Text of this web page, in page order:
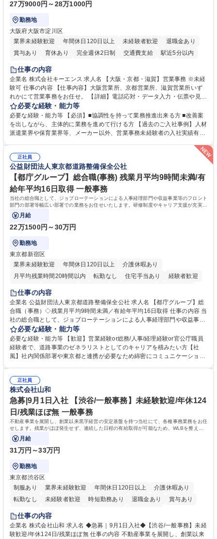
27万9000円～28万1000円
勤務地
大阪府大阪市淀川区
業界未経験歓迎
年間休日120日以上 未経験者歓迎
退職金あり
賞与あり
育休あり 完全週休2日制 交通費支給
駅近5分以内
土日祝休み
仕事の内容
企業名 株式会社キーエンス 求人名 【大阪・京都・滋賀】営業事務 ※未経
験可 仕事の内容 【仕事内容】大阪営業所、京都営業所、滋賀営業所いず
れかにて営業事務をお任せ。 【詳細】電話応対・データ入力・伝票や見積
の作成・カタログ送付・来客対応・営業所内で発生する事務業務や業務改
善をお任せ。 【教育制度】ご入社後、育成担当とペアになりながらOJTに
て業務を覚えていただくことが可能です。業務システムがきちんと構築さ
れているため、スムーズに仕事に慣れることができる環境です。また、
常に改善を目指す風土のため、安心して業務に取り組んでいただけます。
募集職種 【大阪・京都・滋賀】営業事務 ※未経験可
必要な経験・能力等
必要な経験・能力等 【必須】■協調性を持って業務推進出来る方 ■改善案
を出しながら、主体的に業務を進めて行ける方 【過去のご入社事例】人材
派遣業界や保育業界等、メーカー以外、営業事務未経験者の入社実績有
により、キーエンスの付加価値向上に貢献します。ベースの定型業務に加
えて、お客様や社員の状況に合わせ、能動的なサポート、改善の動きも期
待され。組織を支えるスペシャリストとして、チームに貢献し、結果的に
社員から頼られる存在になることができます。平均19:30の退勤以降の業
務の持ち帰りも禁止されており、メリハリのある働き方となります。 学
歴・資格 学歴：大学院 大学 高専 短大 語学力： 資格：
正社員
公益財団法人東京都道路整備保全公社
【都庁グループ】総合職(事務) 残業月平均9時間未満/有
給年平均16日取得 一般事務
当社の総合職として、ジョブローテーションによる人事経理部門や収益事業等のフロント
部門の部署等幅広い部署での業務をお任せいたします。研修制度やキャリア支援が充実し
ております！ ※下記業務詳細
月給
22万1500円～30万円
勤務地
東京都新宿区
業界未経験歓迎
年間休日120日以上
介護休暇あり
月平均残業時間20時間以内
転勤なし 住宅手当あり
経験者歓迎
研修あり
退職金あり
駅近5分以内
資格取得手当あり 食事補助あり
仕事の内容
企業名 公益財団法人東京都道路整備保全公社 求人名 【都庁グループ】総
合職（事務）◇残業月平均9時間未満／有給年平均16日取得 仕事の内容 当
社の総合職として、ジョブローテーションによる人事経理部門や収益事業
等のフロント部門の部署等幅広い部署での業務をお任せいたします。研修
制度やキャリア支援が充実しております！ ※下記業務詳細 【業務詳細】■
管理部門：広報、人事、経理など当公社の運営に係る管理業務 ■収益部
門：駐車場の新規開拓、管理運営、新宿駅西口広場の「イベントコーナ
道路施設や道路工事現場の見学ツアー事業 ※入社後は上記いずれかの部門
へ配属。※業務内容変更の範囲：会社の定める業務 募集職種 【都庁グル
ープ】総合職（事務）◇残業月平均9時間未満／有給年平均16日取得
必要な経験・能力等
必要な経験・能力等 【歓迎】営業経験or総務/人事/経理経験or官公庁職員
経験者で、道路事業のゼネラリストとしてのキャリアを積みたい方【社
風】社内関係部署や東京都と連携が必要なため綿密にコミュニケーション
部門など多岐に渡る業務を経験できます。 ■様々なプロジェクト：駐車場
事業の他、新宿駅西口広場内に設置された照明を兼ねた広告「ブライトサ
イン」の管理運営を行うなど、事業収益を生み出す活動を積極的に行って
います。 学歴・資格 学歴：大学院 大学 高専 短大 専修学校 高校 語学力：
資格：
正社員
株式会社山和
急募|9月1日入社 【渋谷/一般事務】未経験歓迎/年休124
日/残業ほぼ無 一般事務
不動産事業を展開し、創業以来黒字経営の安定基盤を持つ当社にて、各種事務業務をお任
せします。残業がほぼ発生せず、連続した日程の有給取得が可能なため、WLBを整えた
い方にお勧めの環境です！
月給
31万円～33万円
勤務地
東京都渋谷区
制服あり
業界未経験歓迎 年間休日120日以上
介護休暇あり
転勤なし
未経験者歓迎 時短勤務あり 退職金あり
賞与あり
育休あり
完全週休2日制
仕事の内容
企業名 株式会社山和 求人名 ◆急募｜9月1日入社◆【渋谷/一般事務】未経
験歓迎/年休124日/残業ほぼ無 仕事の内容 不動産事業を展開し、創業以来